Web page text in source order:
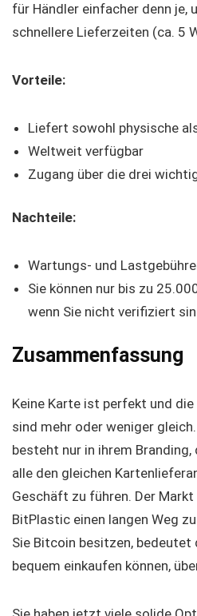
für Händler einfacher denn je,
schnellere Lieferzeiten (ca. 5
Vorteile:
Liefert sowohl physische
Weltweit verfügbar
Zugang über die drei
Nachteile:
Wartungs- und
Sie können nur bis zu
wenn Sie nicht verifiziert
Zusammenfassung
Keine Karte ist perfekt und
sind mehr oder weniger
besteht nur in ihrem
alle den gleichen
Geschäft zu führen. Der
BitPlastic einen langen Weg
Sie Bitcoin besitzen, bedeutet
bequem einkaufen können,